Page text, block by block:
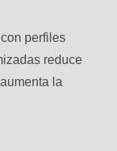
perfiles
reduce
la